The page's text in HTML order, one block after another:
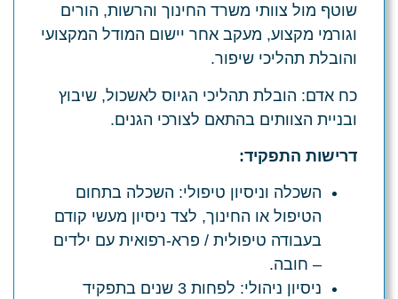
שוטף מול צוותי משרד החינוך והרשות, הורים
וגורמי מקצוע, מעקב אחר יישום המודל המקצועי
והובלת תהליכי שיפור.
כח אדם: הובלת תהליכי הגיוס לאשכול, שיבוץ
ובניית הצוותים בהתאם לצורכי הגנים.
דרישות התפקיד:
השכלה וניסיון טיפולי: השכלה בתחום
הטיפול או החינוך, לצד ניסיון מעשי קודם
בעבודה טיפולית / פרא-רפואית עם ילדים
– חובה.
ניסיון ניהולי:
לפחות 3 שנים בתפקיד